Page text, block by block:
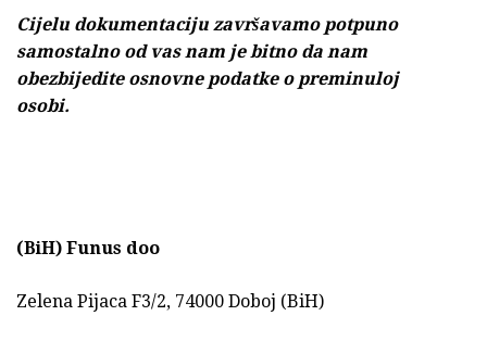
Cijelu dokumentaciju završavamo potpuno
samostalno od vas nam je bitno da nam
obezbijedite osnovne podatke o preminuloj
osobi.
(BiH) Funus doo
Zelena Pijaca F3/2, 74000 Doboj (BiH)